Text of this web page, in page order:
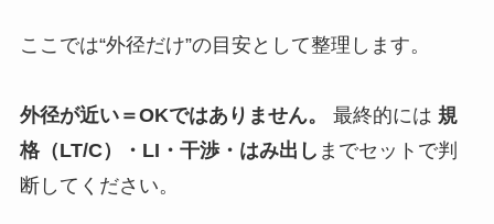
ここでは“外径だけ”の目安として整理します。
外径が近い＝OKではありません。 最終的には 規
格（LT/C）・LI・干渉・はみ出し までセットで判
断してください。